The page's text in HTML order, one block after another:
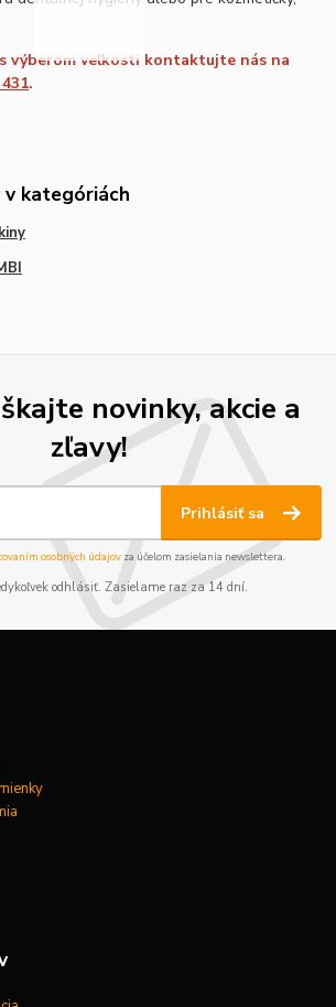
výberom veľkosti kontaktujte nás na
.
kategóriách
novinky, akcie a
zľavy!
Prihlásiť sa
osobných údajov za účelom zasielania newslettera.
odhlásiť. Zasielame raz za 14 dní.